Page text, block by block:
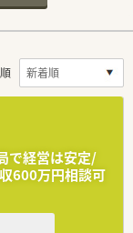
で経営は安定/
600万円相談可